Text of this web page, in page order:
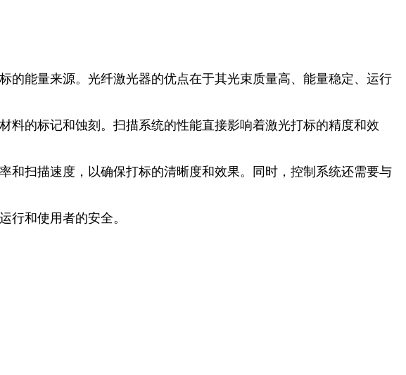
的能量来源。光纤激光器的优点在于其光束质量高、能量稳定、运行
料的标记和蚀刻。扫描系统的性能直接影响着激光打标的精度和效
和扫描速度，以确保打标的清晰度和效果。同时，控制系统还需要与
行和使用者的安全。